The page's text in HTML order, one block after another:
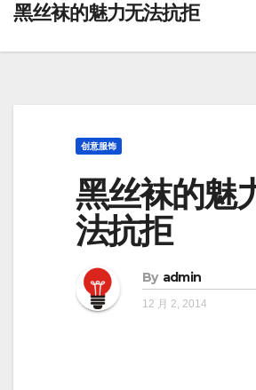
黑丝袜的魅力无法抗拒
创意服饰
黑丝袜的魅
法抗拒
By admin
12 月 2, 2014